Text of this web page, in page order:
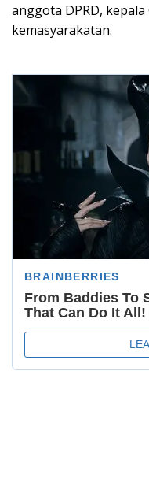
anggota DPRD,
kemasyarakatan.